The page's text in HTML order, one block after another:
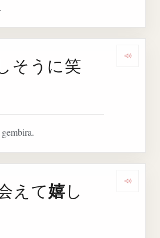
そうに笑
えて嬉し